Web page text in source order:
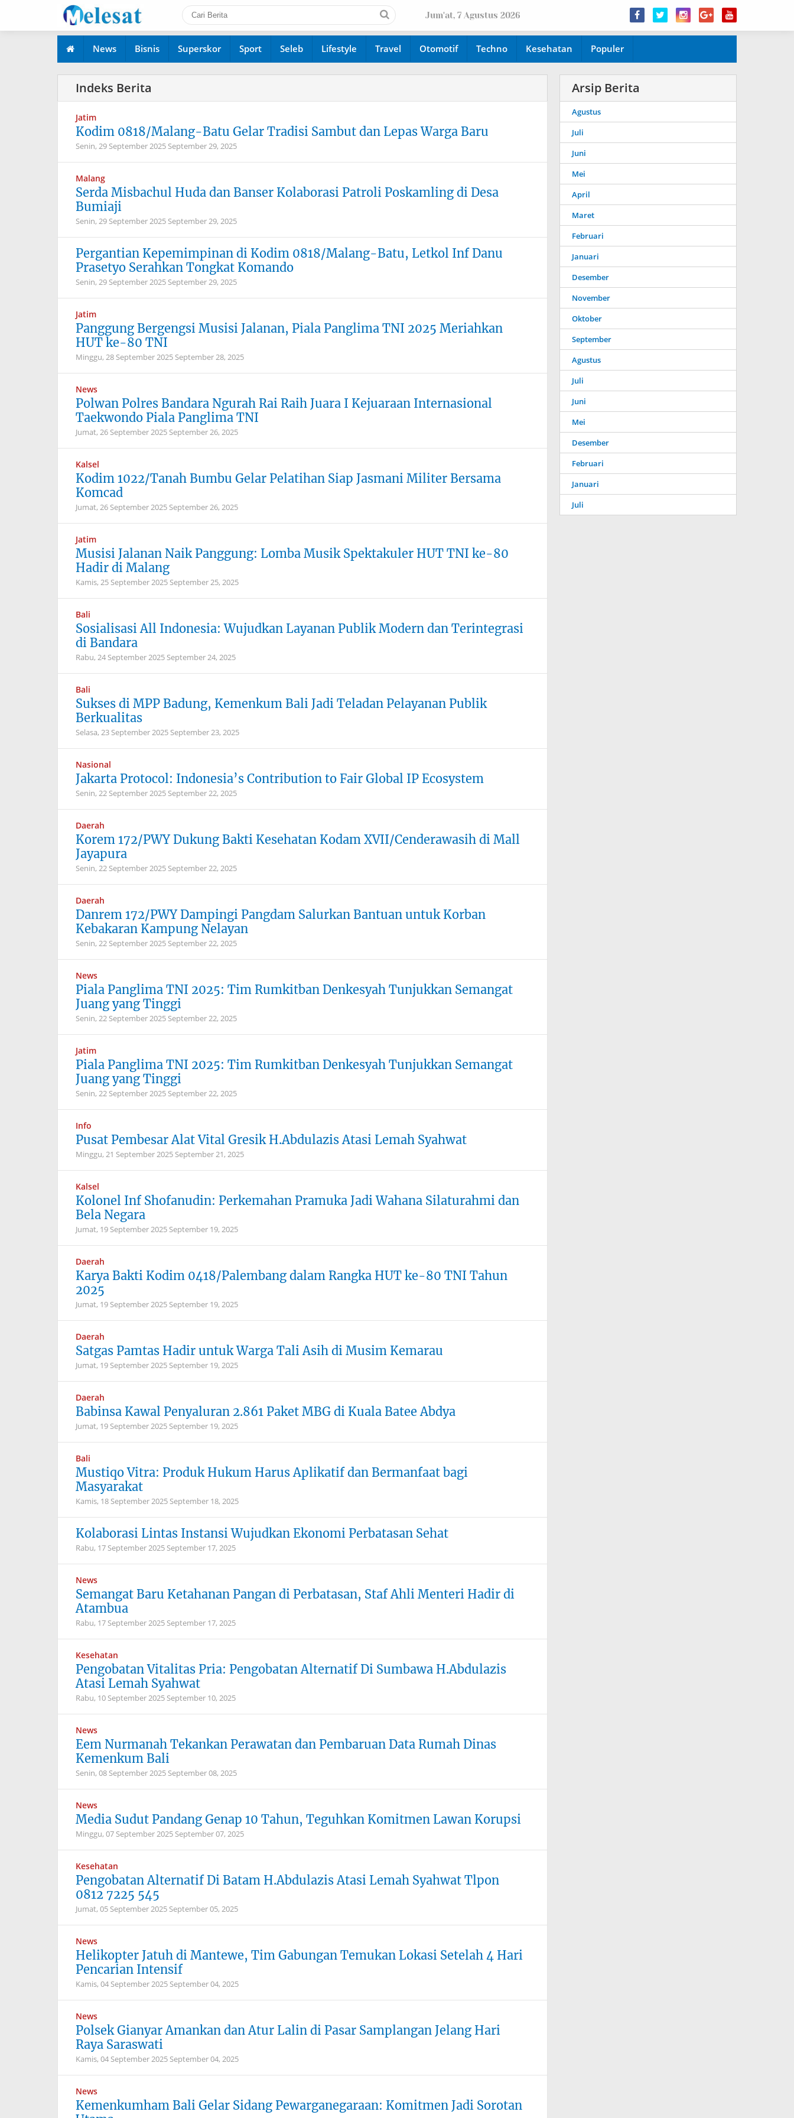
Jum'at, 7 Agustus 2026
News Bisnis Superskor Sport Seleb Lifestyle Travel Otomotif Techno Kesehatan Populer
Jatim
Kodim 0818/Malang-Batu Gelar Tradisi Sambut dan Lepas Warga Baru
Senin, 29 September 2025 September 29, 2025
Malang
Serda Misbachul Huda dan Banser Kolaborasi Patroli Poskamling di Desa
Bumiaji
Senin, 29 September 2025 September 29, 2025
Pergantian Kepemimpinan di Kodim 0818/Malang-Batu, Letkol Inf Danu
Prasetyo Serahkan Tongkat Komando
Senin, 29 September 2025 September 29, 2025
Jatim
Panggung Bergengsi Musisi Jalanan, Piala Panglima TNI 2025 Meriahkan
HUT ke-80 TNI
Minggu, 28 September 2025 September 28, 2025
News
Polwan Polres Bandara Ngurah Rai Raih Juara I Kejuaraan Internasional
Taekwondo Piala Panglima TNI
Jumat, 26 September 2025 September 26, 2025
Kalsel
Kodim 1022/Tanah Bumbu Gelar Pelatihan Siap Jasmani Militer Bersama
Komcad
Jumat, 26 September 2025 September 26, 2025
Jatim
Musisi Jalanan Naik Panggung: Lomba Musik Spektakuler HUT TNI ke-80
Hadir di Malang
Kamis, 25 September 2025 September 25, 2025
Bali
Sosialisasi All Indonesia: Wujudkan Layanan Publik Modern dan Terintegrasi
di Bandara
Rabu, 24 September 2025 September 24, 2025
Bali
Sukses di MPP Badung, Kemenkum Bali Jadi Teladan Pelayanan Publik
Berkualitas
Selasa, 23 September 2025 September 23, 2025
Nasional
Jakarta Protocol: Indonesia’s Contribution to Fair Global IP Ecosystem
Senin, 22 September 2025 September 22, 2025
Daerah
Korem 172/PWY Dukung Bakti Kesehatan Kodam XVII/Cenderawasih di Mall
Jayapura
Senin, 22 September 2025 September 22, 2025
Daerah
Danrem 172/PWY Dampingi Pangdam Salurkan Bantuan untuk Korban
Kebakaran Kampung Nelayan
Senin, 22 September 2025 September 22, 2025
News
Piala Panglima TNI 2025: Tim Rumkitban Denkesyah Tunjukkan Semangat
Juang yang Tinggi
Senin, 22 September 2025 September 22, 2025
Jatim
Piala Panglima TNI 2025: Tim Rumkitban Denkesyah Tunjukkan Semangat
Juang yang Tinggi
Senin, 22 September 2025 September 22, 2025
Info
Pusat Pembesar Alat Vital Gresik H.Abdulazis Atasi Lemah Syahwat
Minggu, 21 September 2025 September 21, 2025
Kalsel
Kolonel Inf Shofanudin: Perkemahan Pramuka Jadi Wahana Silaturahmi dan
Bela Negara
Jumat, 19 September 2025 September 19, 2025
Daerah
Karya Bakti Kodim 0418/Palembang dalam Rangka HUT ke-80 TNI Tahun
2025
Jumat, 19 September 2025 September 19, 2025
Daerah
Satgas Pamtas Hadir untuk Warga Tali Asih di Musim Kemarau
Jumat, 19 September 2025 September 19, 2025
Daerah
Babinsa Kawal Penyaluran 2.861 Paket MBG di Kuala Batee Abdya
Jumat, 19 September 2025 September 19, 2025
Bali
Mustiqo Vitra: Produk Hukum Harus Aplikatif dan Bermanfaat bagi
Masyarakat
Kamis, 18 September 2025 September 18, 2025
Kolaborasi Lintas Instansi Wujudkan Ekonomi Perbatasan Sehat
Rabu, 17 September 2025 September 17, 2025
News
Semangat Baru Ketahanan Pangan di Perbatasan, Staf Ahli Menteri Hadir di
Atambua
Rabu, 17 September 2025 September 17, 2025
Kesehatan
Pengobatan Vitalitas Pria: Pengobatan Alternatif Di Sumbawa H.Abdulazis
Atasi Lemah Syahwat
Rabu, 10 September 2025 September 10, 2025
News
Eem Nurmanah Tekankan Perawatan dan Pembaruan Data Rumah Dinas
Kemenkum Bali
Senin, 08 September 2025 September 08, 2025
News
Media Sudut Pandang Genap 10 Tahun, Teguhkan Komitmen Lawan Korupsi
Minggu, 07 September 2025 September 07, 2025
Kesehatan
Pengobatan Alternatif Di Batam H.Abdulazis Atasi Lemah Syahwat Tlpon
0812 7225 545
Jumat, 05 September 2025 September 05, 2025
News
Helikopter Jatuh di Mantewe, Tim Gabungan Temukan Lokasi Setelah 4 Hari
Pencarian Intensif
Kamis, 04 September 2025 September 04, 2025
News
Polsek Gianyar Amankan dan Atur Lalin di Pasar Samplangan Jelang Hari
Raya Saraswati
Kamis, 04 September 2025 September 04, 2025
News
Kemenkumham Bali Gelar Sidang Pewarganegaraan: Komitmen Jadi Sorotan
Arsip Berita
Agustus
Juli
Juni
Mei
April
Maret
Februari
Januari
Desember
November
Oktober
September
Agustus
Juli
Juni
Mei
Desember
Februari
Januari
Juli